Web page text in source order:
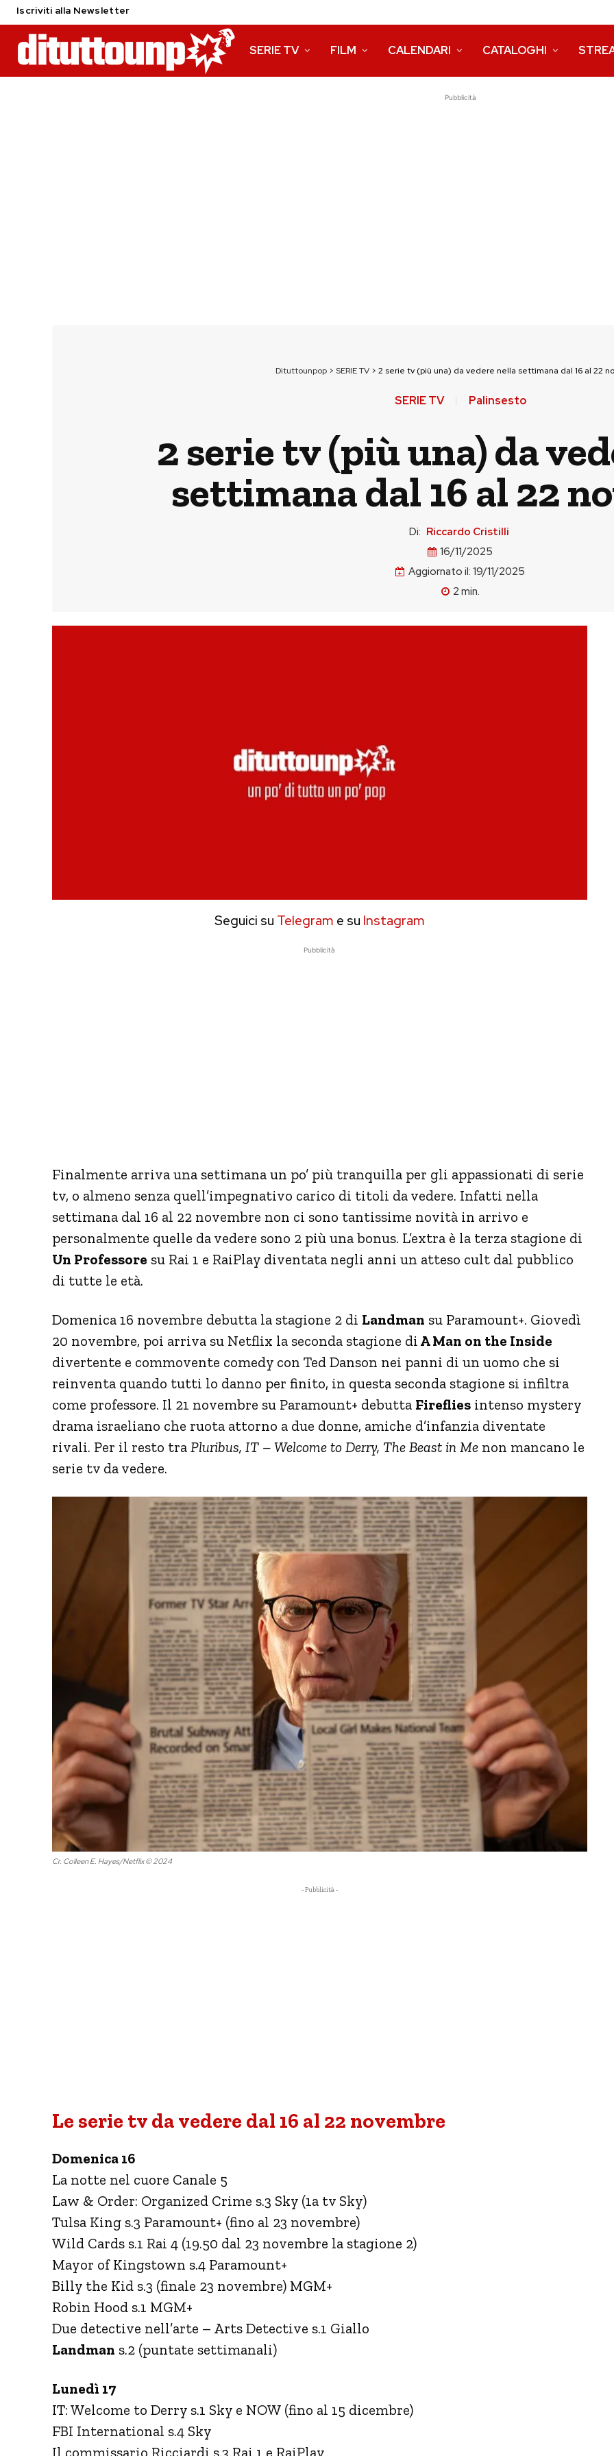
Iscriviti alla Newsletter
SERIE TV FILM CALENDARI CATALOGHI
Pubblicità
Dituttounpop > SERIE TV > 2 serie tv (più una) da vedere nella settimana dal 16 al 22
SERIE TV Palinsesto
2 serie tv (più una) da
settimana dal 16 al 22
Di: Riccardo Cristilli
16/11/2025
Aggiornato il: 19/11/2025
2 min.
Seguici su Telegram e su Instagram
Pubblicità
Finalmente arriva una settimana un po’ più tranquilla per gli appassionati di serie
tv, o almeno senza quell’impegnativo carico di titoli da vedere. Infatti nella
settimana dal 16 al 22 novembre non ci sono tantissime novità in arrivo e
personalmente quelle da vedere sono 2 più una bonus. L’extra è la terza stagione di
Un Professore su Rai 1 e RaiPlay diventata negli anni un atteso cult dal pubblico
di tutte le età.
Domenica 16 novembre debutta la stagione 2 di Landman su Paramount+. Giovedì
20 novembre, poi arriva su Netflix la seconda stagione di A Man on the Inside
divertente e commovente comedy con Ted Danson nei panni di un uomo che si
reinventa quando tutti lo danno per finito, in questa seconda stagione si infiltra
come professore. Il 21 novembre su Paramount+ debutta Fireflies intenso mystery
drama israeliano che ruota attorno a due donne, amiche d’infanzia diventate
rivali. Per il resto tra Pluribus, IT – Welcome to Derry, The Beast in Me non mancano le
serie tv da vedere.
Cr. Colleen E. Hayes/Netflix © 2024
- Pubblicità -
Le serie tv da vedere dal 16 al 22 novembre
Domenica 16
La notte nel cuore Canale 5
Law & Order: Organized Crime s.3 Sky (1a tv Sky)
Tulsa King s.3 Paramount+ (fino al 23 novembre)
Wild Cards s.1 Rai 4 (19.50 dal 23 novembre la stagione 2)
Mayor of Kingstown s.4 Paramount+
Billy the Kid s.3 (finale 23 novembre) MGM+
Robin Hood s.1 MGM+
Due detective nell’arte – Arts Detective s.1 Giallo
Landman s.2 (puntate settimanali)
Lunedì 17
IT: Welcome to Derry s.1 Sky e NOW (fino al 15 dicembre)
FBI International s.4 Sky
Il commissario Ricciardi s.3 Rai 1 e RaiPlay